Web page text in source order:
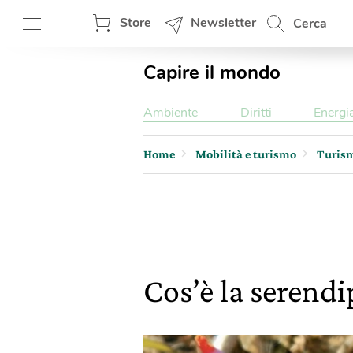
Store Newsletter Cerca
Capire il mondo
Ambiente Diritti
Home Mobilità e turismo
Cos’è la